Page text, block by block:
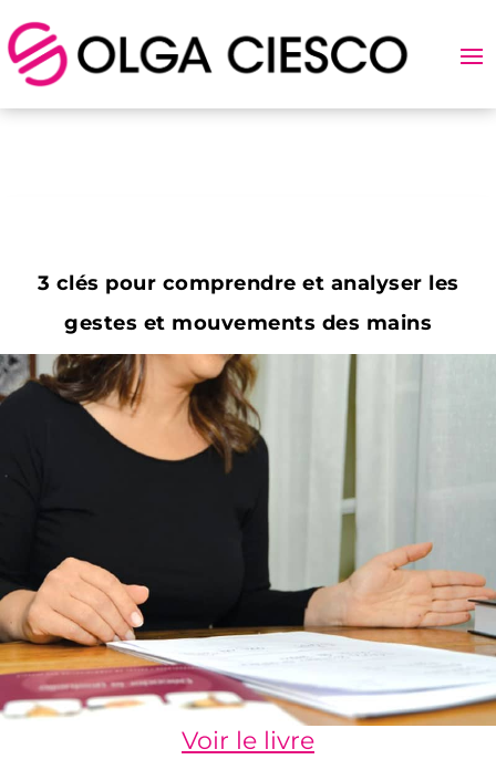
3 clés pour comprendre et analyser les
gestes et mouvements des mains
Voir le livre